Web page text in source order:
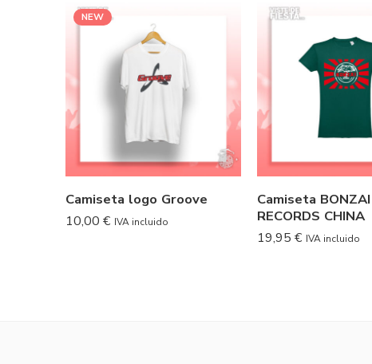
NEW
Camiseta logo Groove
10,00 € IVA incluido
Camiseta BONZAI
RECORDS CHINA
19,95 € IVA incluido